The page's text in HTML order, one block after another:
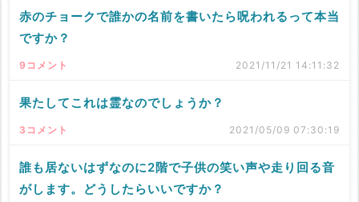
赤のチョークで誰かの名前を書いたら呪われるって本当
ですか？
9コメント 2021/11/21 14:11:32
果たしてこれは霊なのでしょうか？
3コメント 2021/05/09 07:30:19
誰も居ないはずなのに2階で子供の笑い声や走り回る音
がします。どうしたらいいですか？